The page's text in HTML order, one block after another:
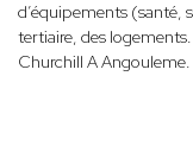
d’équipements (santé,
tertiaire, des
Churchill A Angouleme.